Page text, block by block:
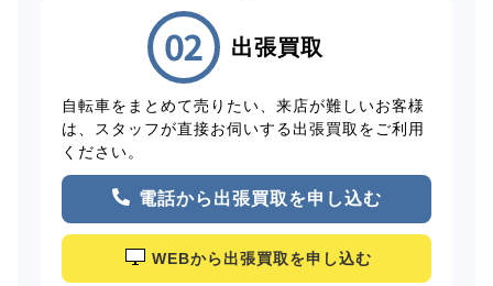
出張買取
自転車をまとめて売りたい、来店が難しいお客様
は、スタッフが直接お伺いする出張買取をご利用
ください。
電話から出張買取を申し込む
WEBから出張買取を申し込む